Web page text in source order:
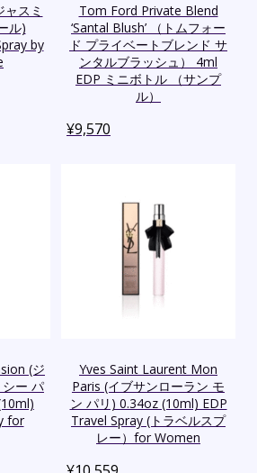
スミ
ル)
by
Tom Ford Private Blend
‘Santal Blush’ （トムフォー
ド プライベートブレンド サ
ンタルブラッシュ） 4ml
EDP ミニボトル （サンプ
ル）
¥9,570
(ジ
ー パ
for
Yves Saint Laurent Mon
Paris (イブサンローラン モ
ン パリ) 0.34oz (10ml) EDP
Travel Spray (トラベルスプ
レー）for Women